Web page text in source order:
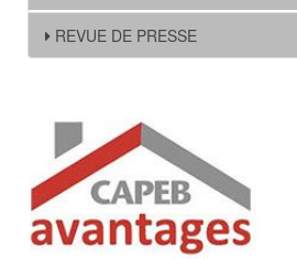
REVUE DE PRESSE